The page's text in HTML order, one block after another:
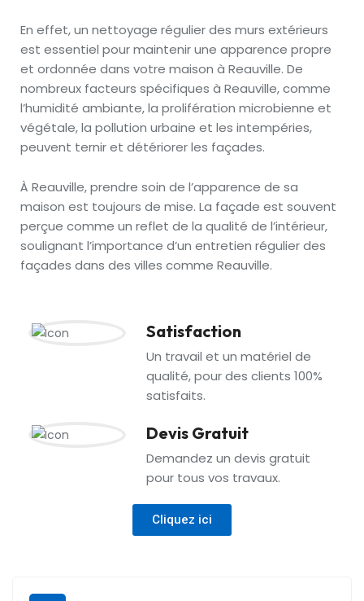
En effet, un nettoyage régulier des murs extérieurs
est essentiel pour maintenir une apparence propre
et ordonnée dans votre maison à Reauville. De
nombreux facteurs spécifiques à Reauville, comme
l’humidité ambiante, la prolifération microbienne et
végétale, la pollution urbaine et les intempéries,
peuvent ternir et détériorer les façades.
À Reauville, prendre soin de l’apparence de sa
maison est toujours de mise. La façade est souvent
perçue comme un reflet de la qualité de l’intérieur,
soulignant l’importance d’un entretien régulier des
façades dans des villes comme Reauville.
Satisfaction
Un travail et un matériel de
qualité, pour des clients 100%
satisfaits.
Devis Gratuit
Demandez un devis gratuit
pour tous vos travaux.
Cliquez ici